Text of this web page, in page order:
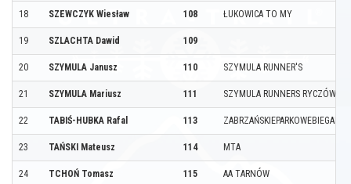
18 SZEWCZYK Wiesław 108 ŁUKOWICA TO MY
19 SZLACHTA Dawid 109
20 SZYMULA Janusz 110 SZYMULA RUNNER'S
21 SZYMULA Mariusz 111 SZYMULA RUNNERS RYCZÓW/
22 TABIŚ-HUBKA Rafal 113
23 TAŃSKI Mateusz 114 MTA
24 TCHOŃ Tomasz 115 AA TARNÓW